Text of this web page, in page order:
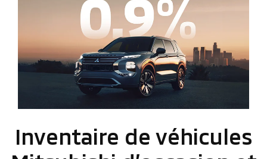
Inventaire de véhicules